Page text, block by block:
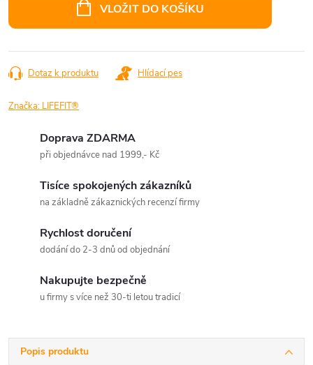
VLOŽIT DO KOŠÍKU
Dotaz k produktu Hlídací pes
Značka: LIFEFIT®
Doprava ZDARMA
při objednávce nad 1999,- Kč
Tisíce spokojených zákazníků
na základně zákaznických recenzí firmy
Rychlost doručení
dodání do 2-3 dnů od objednání
Nakupujte bezpečně
u firmy s více než 30-ti letou tradicí
Popis produktu